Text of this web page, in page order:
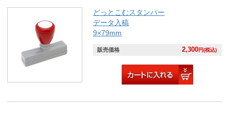
どっとこむスタンパー
データ入稿
9×79mm
販売価格 2,300円(税込)